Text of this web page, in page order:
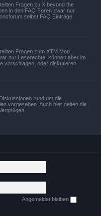
Fragen zu X beyond the
in den FAQ Foren zwar nur
selbst FAQ Einträge
Fragen zum XTM Mod.
nur Leserechte, können aber im
vorschlagen, oder diskutieren.
rund um die
vorgesehen. Auch hier gelten die
Angemeldet bleiben